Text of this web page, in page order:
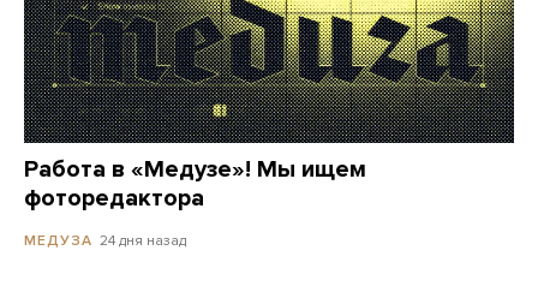
Работа в «Медузе»! Мы ищем
фоторедактора
МЕДУЗА 24 дня назад